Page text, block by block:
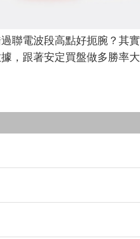
聯電波段高點好扼腕？其
，跟著安定買盤做多勝率大